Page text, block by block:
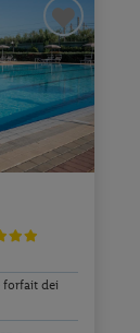
forfait dei